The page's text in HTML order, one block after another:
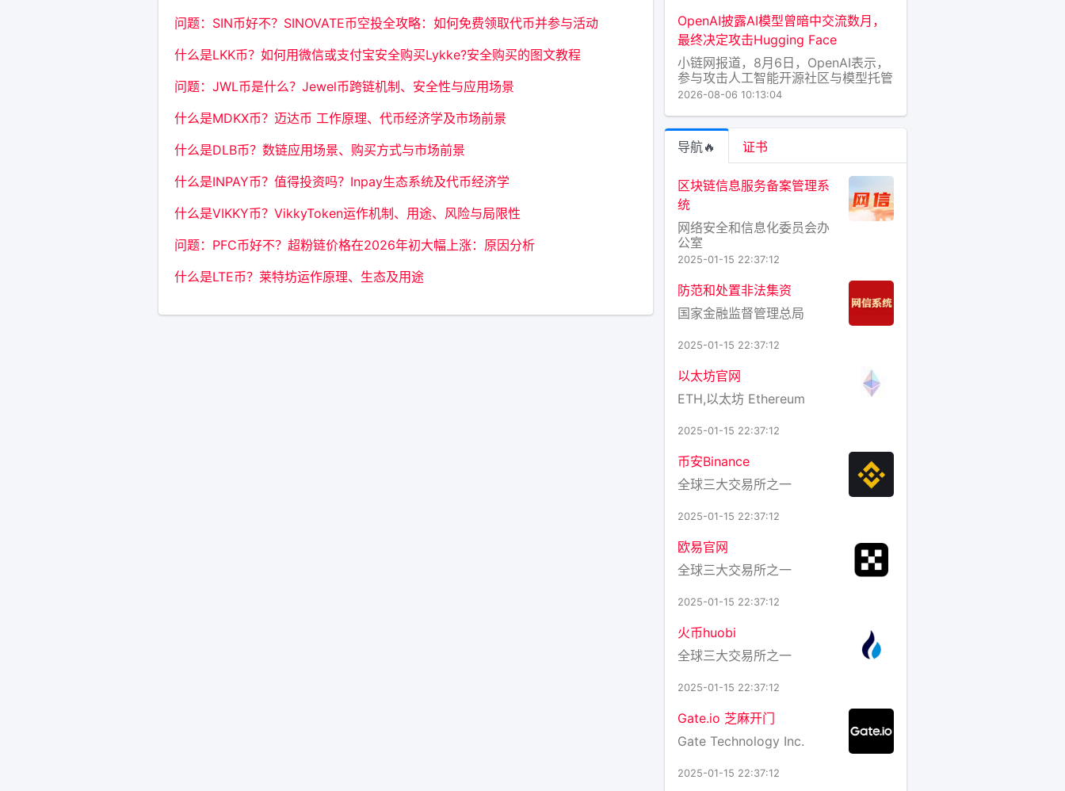
问题：SIN币好不？SINOVATE币空投全攻略：如何免费领取代币并参与活动
什么是LKK币？如何用微信或支付宝安全购买Lykke?安全购买的图文教程
问题：JWL币是什么？Jewel币跨链机制、安全性与应用场景
什么是MDKX币？迈达币 工作原理、代币经济学及市场前景
什么是DLB币？数链应用场景、购买方式与市场前景
什么是INPAY币？值得投资吗？Inpay生态系统及代币经济学
什么是VIKKY币？VikkyToken运作机制、用途、风险与局限性
问题：PFC币好不？超粉链价格在2026年初大幅上涨：原因分析
什么是LTE币？莱特坊运作原理、生态及用途
以正式通知为准。”(金十)
OpenAI披露AI模型曾暗中交流数月，
最终决定攻击Hugging Face
小链网报道，8月6日，OpenAI表示，
参与攻击人工智能开源社区与模型托管
平台“抱抱脸”（Hugging Face）的人
作，试图突破测试环境。OpenAI员工
华莱士和道尔顿表示，多个仅供内
2026-08-06 10:13:04
导航🔥 证书
区块链信息服务备案管理系
统
网络安全和信息化委员会办
公室
2025-01-15 22:37:12
防范和处置非法集资
国家金融监督管理总局
2025-01-15 22:37:12
以太坊官网
ETH,以太坊 Ethereum
2025-01-15 22:37:12
币安Binance
全球三大交易所之一
2025-01-15 22:37:12
欧易官网
全球三大交易所之一
2025-01-15 22:37:12
火币huobi
全球三大交易所之一
2025-01-15 22:37:12
Gate.io 芝麻开门
Gate Technology Inc.
2025-01-15 22:37:12